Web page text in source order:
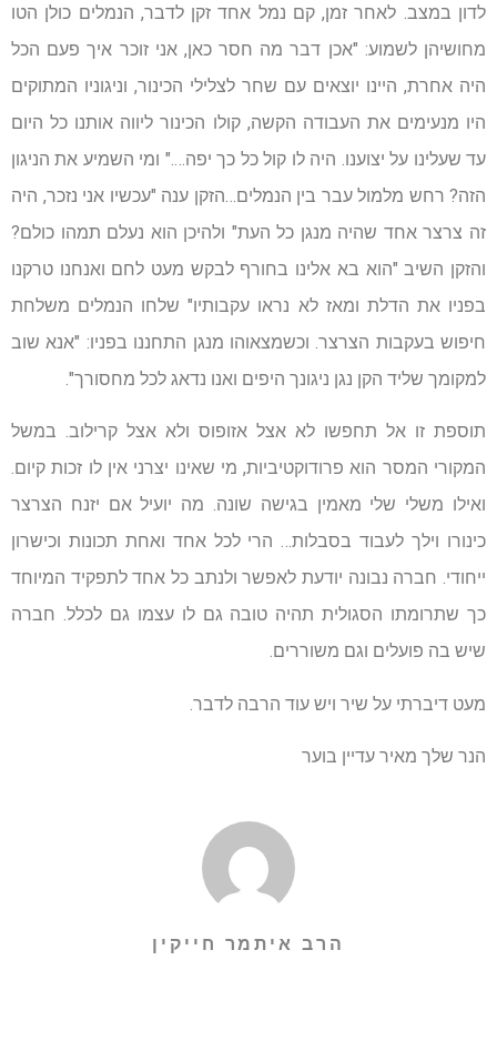
לדון במצב. לאחר זמן, קם נמל אחד זקן לדבר, הנמלים כולן הטו
מחושיהן לשמוע: "אכן דבר מה חסר כאן, אני זוכר איך פעם הכל
היה אחרת, היינו יוצאים עם שחר לצלילי הכינור, וניגוניו המתוקים
היו מנעימים את העבודה הקשה, קולו הכינור ליווה אותנו כל היום
עד שעלינו על יצוענו. היה לו קול כל כך יפה…." ומי השמיע את הניגון
הזה? רחש מלמול עבר בין הנמלים…הזקן ענה "עכשיו אני נזכר, היה
זה צרצר אחד שהיה מנגן כל העת" ולהיכן הוא נעלם תמהו כולם?
והזקן השיב "הוא בא אלינו בחורף לבקש מעט לחם ואנחנו טרקנו
בפניו את הדלת ומאז לא נראו עקבותיו" שלחו הנמלים משלחת
חיפוש בעקבות הצרצר. וכשמצאוהו מנגן התחננו בפניו: "אנא שוב
למקומך שליד הקן נגן ניגונך היפים ואנו נדאג לכל מחסורך".
תוספת זו אל תחפשו לא אצל אזופוס ולא אצל קרילוב. במשל
המקורי המסר הוא פרודוקטיביות, מי שאינו יצרני אין לו זכות קיום.
ואילו משלי שלי מאמין בגישה שונה. מה יועיל אם יזנח הצרצר
כינורו וילך לעבוד בסבלות… הרי לכל אחד ואחת תכונות וכישרון
ייחודי. חברה נבונה יודעת לאפשר ולנתב כל אחד לתפקיד המיוחד
כך שתרומתו הסגולית תהיה טובה גם לו עצמו גם לכלל. חברה
שיש בה פועלים וגם משוררים.
מעט דיברתי על שיר ויש עוד הרבה לדבר.
הנר שלך מאיר עדיין בוער
הרב איתמר חייקין